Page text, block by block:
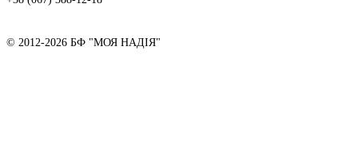
© 2012-2026 БФ "МОЯ НАДІЯ"